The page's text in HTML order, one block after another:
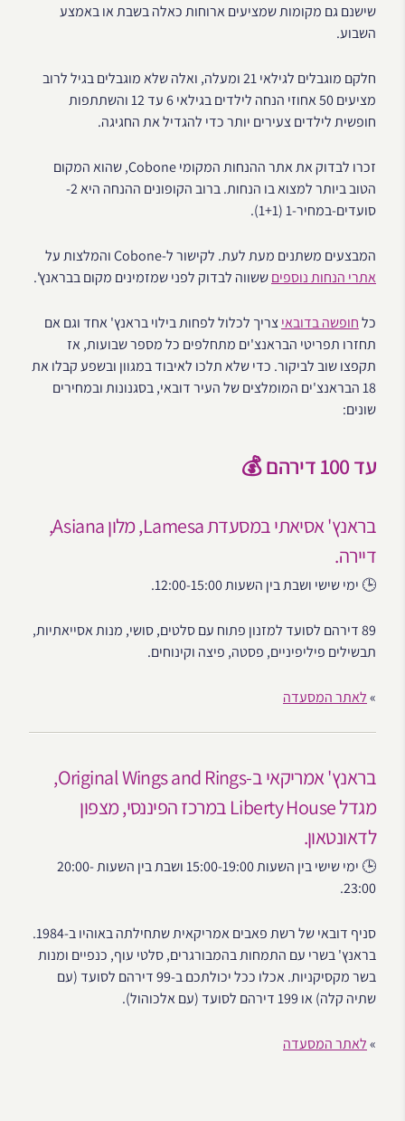
שישנם גם מקומות שמציעים ארוחות כאלה בשבת או באמצע
השבוע.
חלקם מוגבלים לגילאי 21 ומעלה, ואלה שלא מוגבלים בגיל לרוב
מציעים 50 אחוזי הנחה לילדים בגילאי 6 עד 12 והשתתפות
חופשית לילדים צעירים יותר כדי להגדיל את החגיגה.
זכרו לבדוק את אתר ההנחות המקומי Cobone, שהוא המקום
הטוב ביותר למצוא בו הנחות. ברוב הקופונים ההנחה היא 2-
סועדים-במחיר-1 (1+1).
המבצעים משתנים מעת לעת. לקישור ל-Cobone והמלצות על
אתרי הנחות נוספיםששווה לבדוק לפני שמזמינים מקום בבראנץ'.
כלחופשה בדובאיצריך לכלול לפחות בילוי בראנץ' אחד וגם אם
תחזרו תפריטי הבראנצ'ים מתחלפים כל מספר שבועות, אז
תקפצו שוב לביקור. כדי שלא תלכו לאיבוד במגוון ובשפע קבלו את
18 הבראנצ'ים המומלצים של העיר דובאי, בסגנונות ובמחירים
שונים:
עד 100 דירהם 💰
בראנץ' אסיאתי במסעדת Lamesa, מלון Asiana,
דיירה.
🕒 ימי שישי ושבת בין השעות 12:00-15:00.
89 דירהם לסועד למזנון פתוח עם סלטים, סושי, מנות אסייאתיות,
תבשילים פיליפיניים, פסטה, פיצה וקינוחים.
»לאתר המסעדה
בראנץ' אמריקאי ב-Original Wings and Rings,
מגדל Liberty House במרכז הפיננסי, מצפון
לדאונטאון.
🕒 ימי שישי בין השעות 15:00-19:00 ושבת בין השעות 20:00-
23:00.
סניף דובאי של רשת פאבים אמריקאית שתחילתה באוהיו ב-1984.
בראנץ' בשרי עם התמחות בהמבורגרים, סלטי עוף, כנפיים ומנות
בשר מקסיקניות. אכלו ככל יכולתכם ב-99 דירהם לסועד (עם
שתיה קלה) או 199 דירהם לסועד (עם אלכוהול).
»לאתר המסעדה